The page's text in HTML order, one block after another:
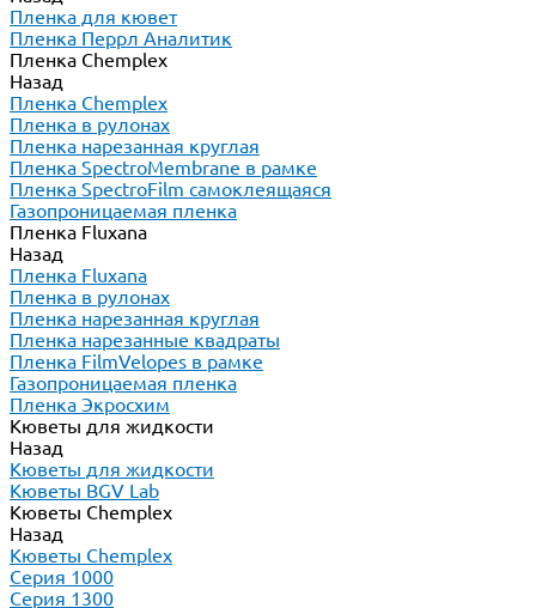
Пленка для кювет
Пленка Перрл Аналитик
Пленка Chemplex
Назад
Пленка Chemplex
Пленка в рулонах
Пленка нарезанная круглая
Пленка SpectroMembrane в рамке
Пленка SpectroFilm самоклеящаяся
Газопроницаемая пленка
Пленка Fluxana
Назад
Пленка Fluxana
Пленка в рулонах
Пленка нарезанная круглая
Пленка нарезанные квадраты
Пленка FilmVelopes в рамке
Газопроницаемая пленка
Пленка Экросхим
Кюветы для жидкости
Назад
Кюветы для жидкости
Кюветы BGV Lab
Кюветы Chemplex
Назад
Кюветы Chemplex
Серия 1000
Серия 1300